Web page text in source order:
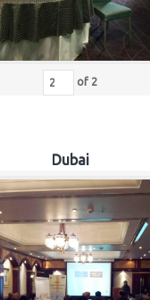
of 2
Dubai